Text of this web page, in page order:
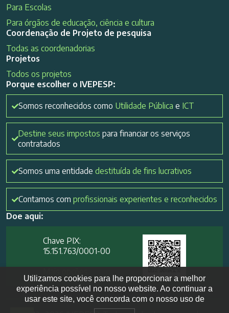
Para Escolas
Para órgãos de educação, ciência e cultura
Coordenação de Projeto de pesquisa
Todas as coordenadorias
Projetos
Todos os projetos
Porque escolher o IVEPESP:
Somos reconhecidos como Utilidade Pública e ICT
Destine seus impostos para financiar os serviços
contratados
Somos uma entidade destituída de fins lucrativos
Contamos com profissionais experientes e reconhecidos
Doe aqui:
Chave PIX:
15.151.763/0001-00​
Utilizamos cookies para lhe proporcionar a melhor
experiência possível no nosso website. Ao continuar a
usar este site, você concorda com o nosso uso de